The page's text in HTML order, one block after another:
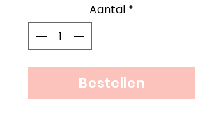
Aantal *
Bestellen